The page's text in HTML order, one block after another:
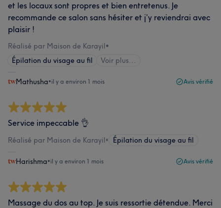
et les locaux sont propres et bien entretenus. Je
recommande ce salon sans hésiter et j’y reviendrai avec
plaisir !
Réalisé par Maison de Karayil•
Épilation du visage au fil
Voir plus...
Mathusha•il y a environ 1 mois Avis vérifié
Service impeccable 👌
Réalisé par Maison de Karayil• Épilation du visage au fil
Harishma•il y a environ 1 mois Avis vérifié
Massage du dos au top. Je suis ressortie détendue. Merci